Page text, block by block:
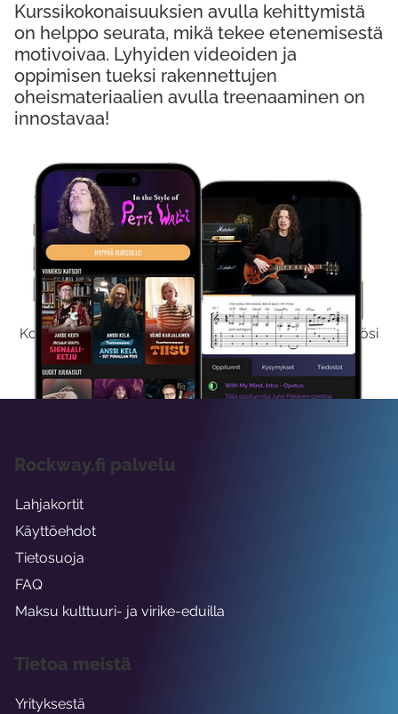
Kokeile Ilmaiseksi
Kokeilemalla ilmaiseksi saat koko sisältömme käyttöösi
viikon ajaksi.
Kurssikokonaisuuksien avulla kehittymistä
on helppo seurata, mikä tekee etenemisestä
motivoivaa. Lyhyiden videoiden ja
oppimisen tueksi rakennettujen
oheismateriaalien avulla treenaaminen on
innostavaa!
Rockway.fi palvelu
Lahjakortit
Käyttöehdot
Tietosuoja
FAQ
Maksu kulttuuri- ja virike-eduilla
Tietoa meistä
Yrityksestä